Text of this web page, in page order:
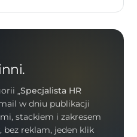
„Specjalista HR
w dniu publikacji
stackiem i zakresem
bez reklam, jeden klik